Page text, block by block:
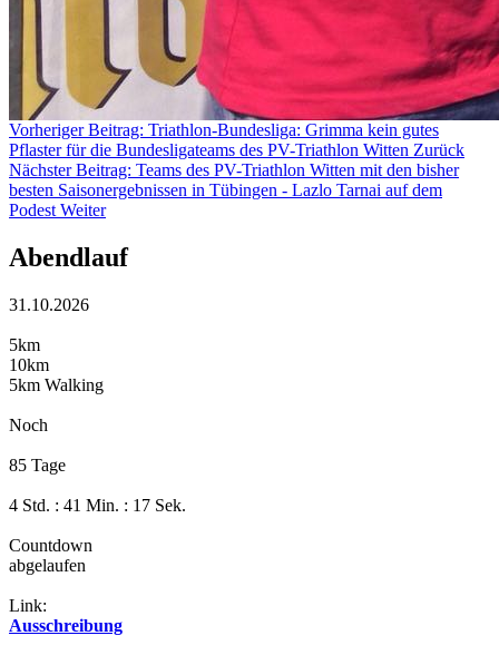
Vorheriger Beitrag: Triathlon-Bundesliga: Grimma kein gutes
Pflaster für die Bundesligateams des PV-Triathlon Witten Zurück
Nächster Beitrag: Teams des PV-Triathlon Witten mit den bisher
besten Saisonergebnissen in Tübingen - Lazlo Tarnai auf dem
Podest Weiter
Abendlauf
31.10.2026
5km
10km
5km Walking
Noch
85 Tage
4 Std. : 41 Min. : 16 Sek.
Countdown
abgelaufen
Link:
Ausschreibung